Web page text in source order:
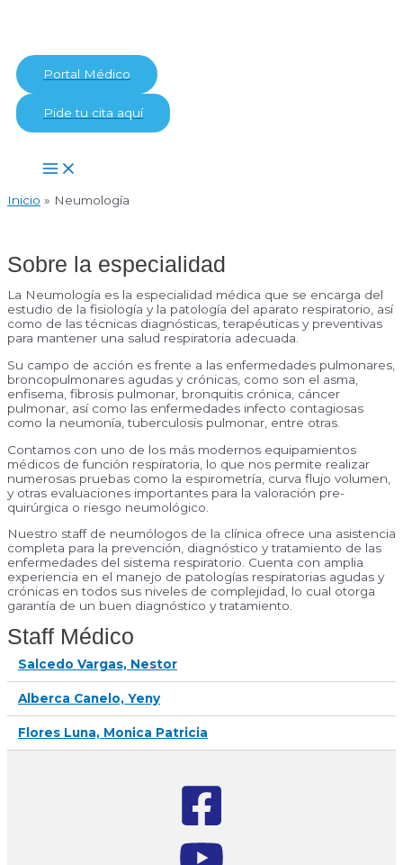
Portal Médico
Pide tu cita aquí
Main
Menu
Inicio
Neumología
Sobre la especialidad
La Neumología es la especialidad médica que se encarga del
estudio de la fisiología y la patología del aparato respiratorio, así
como de las técnicas diagnósticas, terapéuticas y preventivas
para mantener una salud respiratoria adecuada.
Su campo de acción es frente a las enfermedades pulmonares,
broncopulmonares agudas y crónicas, como son el asma,
enfisema, fibrosis pulmonar, bronquitis crónica, cáncer
pulmonar, así como las enfermedades infecto contagiosas
como la neumonía, tuberculosis pulmonar, entre otras.
Contamos con uno de los más modernos equipamientos
médicos de función respiratoria, lo que nos permite realizar
numerosas pruebas como la espirometría, curva flujo volumen,
y otras evaluaciones importantes para la valoración pre-
quirúrgica o riesgo neumológico.
Nuestro staff de neumólogos de la clínica ofrece una asistencia
completa para la prevención, diagnóstico y tratamiento de las
enfermedades del sistema respiratorio. Cuenta con amplia
experiencia en el manejo de patologías respiratorias agudas y
crónicas en todos sus niveles de complejidad, lo cual otorga
garantía de un buen diagnóstico y tratamiento.
Staff Médico
Salcedo Vargas, Nestor
Alberca Canelo, Yeny
Flores Luna, Monica Patricia